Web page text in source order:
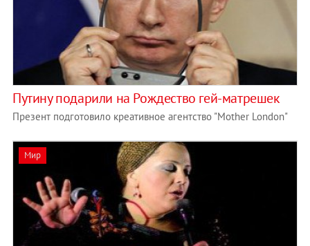
Путину подарили на Рождество гей-матрешек
Презент подготовило креативное агентство "Mother London"
Мир